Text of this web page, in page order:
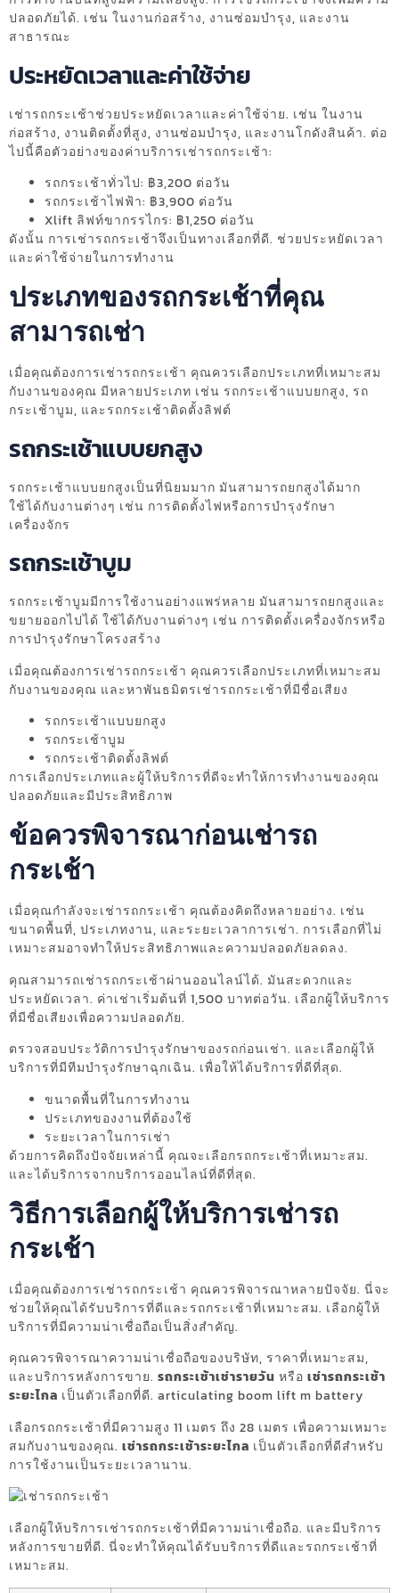
ปลอดภัยได้. เช่น ในงานก่อสร้าง, งานซ่อมบำรุง, และงาน
สาธารณะ
ประหยัดเวลาและค่าใช้จ่าย
เช่ารถกระเช้าช่วยประหยัดเวลาและค่าใช้จ่าย. เช่น ในงาน
ก่อสร้าง, งานติดตั้งที่สูง, งานซ่อมบำรุง, และงานโกดังสินค้า. ต่อ
ไปนี้คือตัวอย่างของค่าบริการเช่ารถกระเช้า:
รถกระเช้าทั่วไป: ฿3,200 ต่อวัน
รถกระเช้าไฟฟ้า: ฿3,900 ต่อวัน
Xlift ลิฟท์ขากรรไกร: ฿1,250 ต่อวัน
ดังนั้น การเช่ารถกระเช้าจึงเป็นทางเลือกที่ดี. ช่วยประหยัดเวลา
และค่าใช้จ่ายในการทำงาน
ประเภทของรถกระเช้าที่คุณ
สามารถเช่า
เมื่อคุณต้องการเช่ารถกระเช้า คุณควรเลือกประเภทที่เหมาะสม
กับงานของคุณ มีหลายประเภท เช่น รถกระเช้าแบบยกสูง, รถ
กระเช้าบูม, และรถกระเช้าติดตั้งลิฟต์
รถกระเช้าแบบยกสูง
รถกระเช้าแบบยกสูงเป็นที่นิยมมาก มันสามารถยกสูงได้มาก
ใช้ได้กับงานต่างๆ เช่น การติดตั้งไฟหรือการบำรุงรักษา
เครื่องจักร
รถกระเช้าบูม
รถกระเช้าบูมมีการใช้งานอย่างแพร่หลาย มันสามารถยกสูงและ
ขยายออกไปได้ ใช้ได้กับงานต่างๆ เช่น การติดตั้งเครื่องจักรหรือ
การบำรุงรักษาโครงสร้าง
เมื่อคุณต้องการเช่ารถกระเช้า คุณควรเลือกประเภทที่เหมาะสม
กับงานของคุณ และหาพันธมิตรเช่ารถกระเช้าที่มีชื่อเสียง
รถกระเช้าแบบยกสูง
รถกระเช้าบูม
รถกระเช้าติดตั้งลิฟต์
การเลือกประเภทและผู้ให้บริการที่ดีจะทำให้การทำงานของคุณ
ปลอดภัยและมีประสิทธิภาพ
ข้อควรพิจารณาก่อนเช่ารถ
กระเช้า
เมื่อคุณกำลังจะเช่ารถกระเช้า คุณต้องคิดถึงหลายอย่าง. เช่น
ขนาดพื้นที่, ประเภทงาน, และระยะเวลาการเช่า. การเลือกที่ไม่
เหมาะสมอาจทำให้ประสิทธิภาพและความปลอดภัยลดลง.
คุณสามารถเช่ารถกระเช้าผ่านออนไลน์ได้. มันสะดวกและ
ประหยัดเวลา. ค่าเช่าเริ่มต้นที่ 1,500 บาทต่อวัน. เลือกผู้ให้บริการ
ที่มีชื่อเสียงเพื่อความปลอดภัย.
ตรวจสอบประวัติการบำรุงรักษาของรถก่อนเช่า. และเลือกผู้ให้
บริการที่มีทีมบำรุงรักษาฉุกเฉิน. เพื่อให้ได้บริการที่ดีที่สุด.
ขนาดพื้นที่ในการทำงาน
ประเภทของงานที่ต้องใช้
ระยะเวลาในการเช่า
ด้วยการคิดถึงปัจจัยเหล่านี้ คุณจะเลือกรถกระเช้าที่เหมาะสม.
และได้บริการจากบริการออนไลน์ที่ดีที่สุด.
วิธีการเลือกผู้ให้บริการเช่ารถ
กระเช้า
เมื่อคุณต้องการเช่ารถกระเช้า คุณควรพิจารณาหลายปัจจัย. นี่จะ
ช่วยให้คุณได้รับบริการที่ดีและรถกระเช้าที่เหมาะสม. เลือกผู้ให้
บริการที่มีความน่าเชื่อถือเป็นสิ่งสำคัญ.
คุณควรพิจารณาความน่าเชื่อถือของบริษัท, ราคาที่เหมาะสม,
และบริการหลังการขาย. รถกระเช้าเช่ารายวัน หรือ เช่ารถกระเช้า
ระยะไกล เป็นตัวเลือกที่ดี. articulating boom lift m battery
เลือกรถกระเช้าที่มีความสูง 11 เมตร ถึง 28 เมตร เพื่อความเหมาะ
สมกับงานของคุณ. เช่ารถกระเช้าระยะไกล เป็นตัวเลือกที่ดีสำหรับ
การใช้งานเป็นระยะเวลานาน.
เลือกผู้ให้บริการเช่ารถกระเช้าที่มีความน่าเชื่อถือ. และมีบริการ
หลังการขายที่ดี. นี่จะทำให้คุณได้รับบริการที่ดีและรถกระเช้าที่
เหมาะสม.